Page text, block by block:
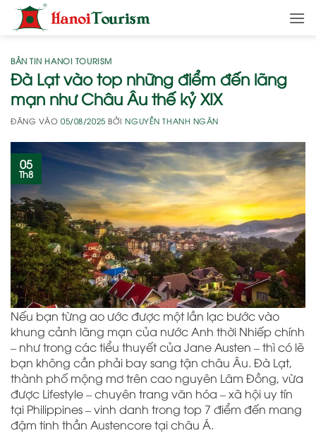
qua
dungBẢN TIN HANOI TOURISM
Đà Lạt vào top những điểm đến lãng
mạn như Châu Âu thế kỷ XIX
ĐĂNG VÀO05/08/2025 BỞINGUYỄN THANH NGÂN
05
Th8
Nếu bạn từng ao ước được một lần lạc bước vào
khung cảnh lãng mạn của nước Anh thời Nhiếp chính
– như trong các tiểu thuyết của Jane Austen – thì có lẽ
bạn không cần phải bay sang tận châu Âu. Đà Lạt,
thành phố mộng mơ trên cao nguyên Lâm Đồng, vừa
được Lifestyle – chuyên trang văn hóa – xã hội uy tín
tại Philippines – vinh danh trong top 7 điểm đến mang
đậm tinh thần Austencore tại châu Á.